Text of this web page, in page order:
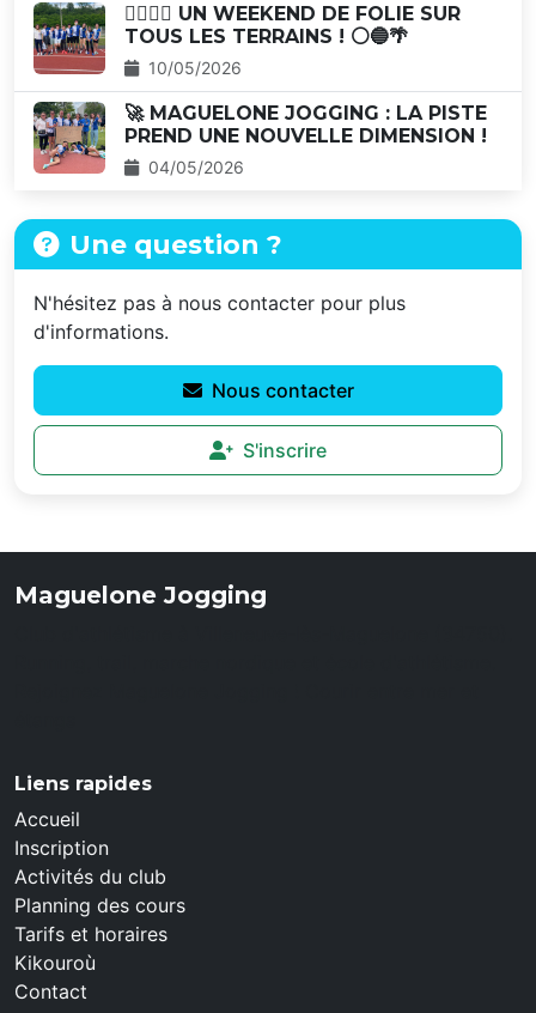
🏃‍♂️🏃‍♀️ UN WEEKEND DE FOLIE SUR
TOUS LES TERRAINS ! ⚪🔵🌴
10/05/2026
🚀 MAGUELONE JOGGING : LA PISTE
PREND UNE NOUVELLE DIMENSION !
04/05/2026
Une question ?
N'hésitez pas à nous contacter pour plus
d'informations.
Nous contacter
S'inscrire
Maguelone Jogging
Liens rapides
Accueil
Inscription
Activités du club
Planning des cours
Tarifs et horaires
Kikouroù
Contact